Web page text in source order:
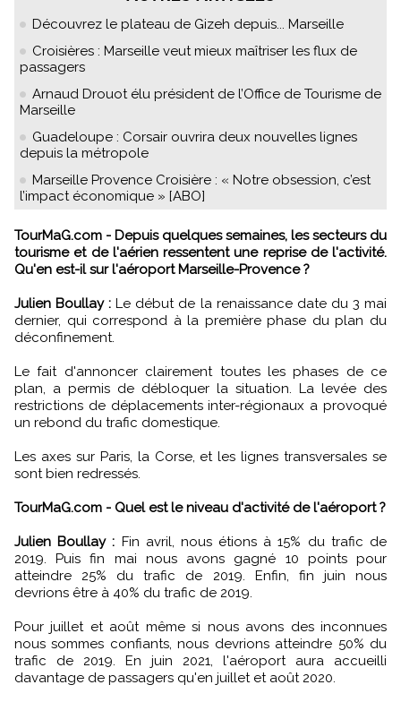
Découvrez le plateau de Gizeh depuis... Marseille
Croisières : Marseille veut mieux maîtriser les flux de
passagers
Arnaud Drouot élu président de l’Office de Tourisme de
Marseille
Guadeloupe : Corsair ouvrira deux nouvelles lignes
depuis la métropole
Marseille Provence Croisière : « Notre obsession, c’est
l’impact économique » [ABO]
TourMaG.com - Depuis quelques semaines, les secteurs du
tourisme et de l'aérien ressentent une reprise de l'activité.
Qu'en est-il sur l'aéroport Marseille-Provence ?
Julien Boullay : Le début de la renaissance date du 3 mai
dernier, qui correspond à la première phase du plan du
déconfinement.
Le fait d'annoncer clairement toutes les phases de ce
plan, a permis de débloquer la situation. La levée des
restrictions de déplacements inter-régionaux a provoqué
un rebond du trafic domestique.
Les axes sur Paris, la Corse, et les lignes transversales se
sont bien redressés.
TourMaG.com - Quel est le niveau d'activité de l'aéroport ?
Julien Boullay : Fin avril, nous étions à 15% du trafic de
2019. Puis fin mai nous avons gagné 10 points pour
atteindre 25% du trafic de 2019. Enfin, fin juin nous
devrions être à 40% du trafic de 2019.
Pour juillet et août même si nous avons des inconnues
nous sommes confiants, nous devrions atteindre 50% du
trafic de 2019. En juin 2021, l'aéroport aura accueilli
davantage de passagers qu'en juillet et août 2020.